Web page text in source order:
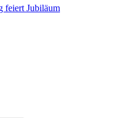
feiert Jubiläum